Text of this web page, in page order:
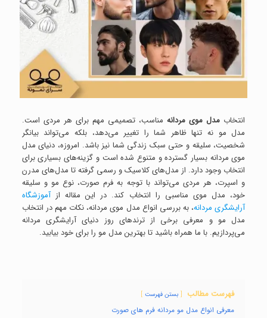
انتخاب مدل موی مردانهمناسب، تصمیمی مهم برای هر مردی است.
مدل مو نه تنها ظاهر شما را تغییر می‌دهد، بلکه می‌تواند بیانگر
شخصیت، سلیقه و حتی سبک زندگی شما نیز باشد. امروزه، دنیای مدل
موی مردانه بسیار گسترده و متنوع شده است و گزینه‌های بسیاری برای
انتخاب وجود دارد. از مدل‌های کلاسیک و رسمی گرفته تا مدل‌های مدرن
و اسپرت، هر مردی می‌تواند با توجه به فرم صورت، نوع مو و سلیقه
خود، مدل موی مناسبی را انتخاب کند. در این مقاله ازآموزشگاه
آرایشگری مردانه، به بررسی انواع مدل موی مردانه، نکات مهم در انتخاب
مدل مو و معرفی برخی از ترندهای روز دنیای آرایشگری مردانه
می‌پردازیم. با ما همراه باشید تا بهترین مدل مو را برای خود بیابید.
فهرست مطالب بستن فهرست
معرفی انواع مدل مو مردانه فرم های صورت